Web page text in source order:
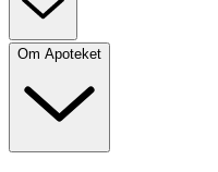
Om Apoteket